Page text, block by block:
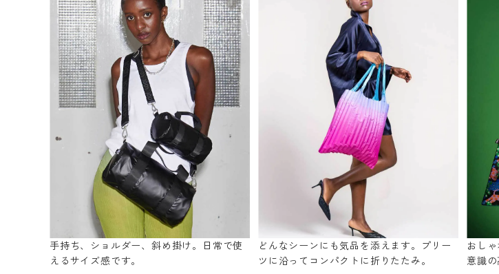
手持ち、ショルダー、斜め掛け。日常で使
えるサイズ感です。
どんなシーンにも気品を添えます。プリー
ツに沿ってコンパクトに折りたたみ。
おし
意識